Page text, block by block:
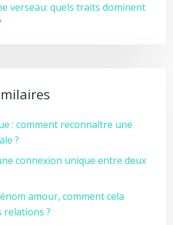
verseau: quels traits dominent
: comment reconnaître une
?
connexion unique entre deux
amour, comment cela
relations ?